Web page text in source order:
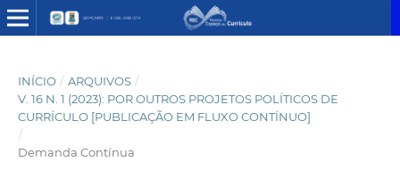
INÍCIO / ARQUIVOS /
V. 16 N. 1 (2023): POR OUTROS PROJETOS POLÍTICOS DE
CURRÍCULO [PUBLICAÇÃO EM FLUXO CONTÍNUO]
/
Demanda Contínua